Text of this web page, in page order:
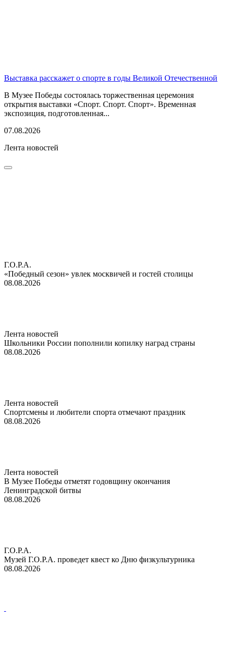
Выставка расскажет о спорте в годы Великой Отечественной
В Музее Победы состоялась торжественная церемония
открытия выставки «Спорт. Спорт. Спорт». Временная
экспозиция, подготовленная...
07.08.2026
Лента новостей
Г.О.Р.А.
«Победный сезон» увлек москвичей и гостей столицы
08.08.2026
Лента новостей
Школьники России пополнили копилку наград страны
08.08.2026
Лента новостей
Спортсмены и любители спорта отмечают праздник
08.08.2026
Лента новостей
В Музее Победы отметят годовщину окончания
Ленинградской битвы
08.08.2026
Г.О.Р.А.
Музей Г.О.Р.А. проведет квест ко Дню физкультурника
08.08.2026